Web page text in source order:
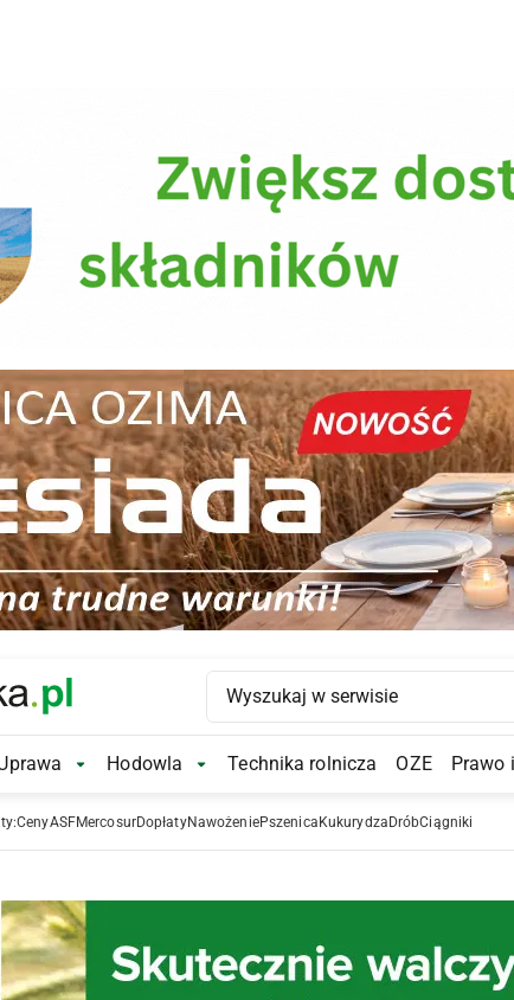
Main
Submenu
Uprawa Submenu
Hodowla Hodowla Submenu
Technika rolnicza OZE Prawo
CenyASFMercosurDopłatyNawożeniePszenica Kukurydza DróbCiągniki